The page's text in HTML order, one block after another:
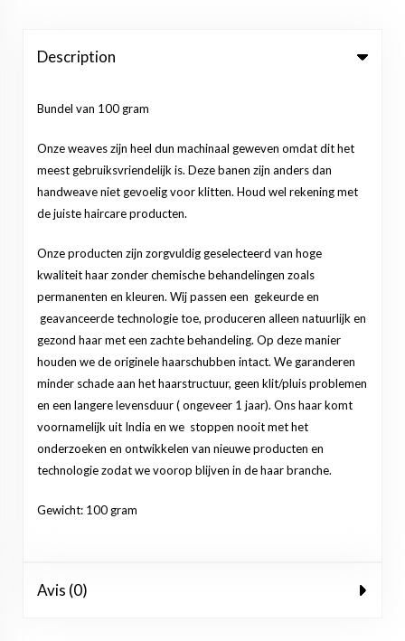
Description
Bundel van 100 gram
Onze weaves zijn heel dun machinaal geweven omdat dit het
meest gebruiksvriendelijk is. Deze banen zijn anders dan
handweave niet gevoelig voor klitten. Houd wel rekening met
de juiste haircare producten.
Onze producten zijn zorgvuldig geselecteerd van hoge
kwaliteit haar zonder chemische behandelingen zoals
permanenten en kleuren. Wij passen een gekeurde en
geavanceerde technologie toe, produceren alleen natuurlijk en
gezond haar met een zachte behandeling. Op deze manier
houden we de originele haarschubben intact. We garanderen
minder schade aan het haarstructuur, geen klit/pluis problemen
en een langere levensduur ( ongeveer 1 jaar). Ons haar komt
voornamelijk uit India en we stoppen nooit met het
onderzoeken en ontwikkelen van nieuwe producten en
technologie zodat we voorop blijven in de haar branche.
Gewicht: 100 gram
Avis (0)